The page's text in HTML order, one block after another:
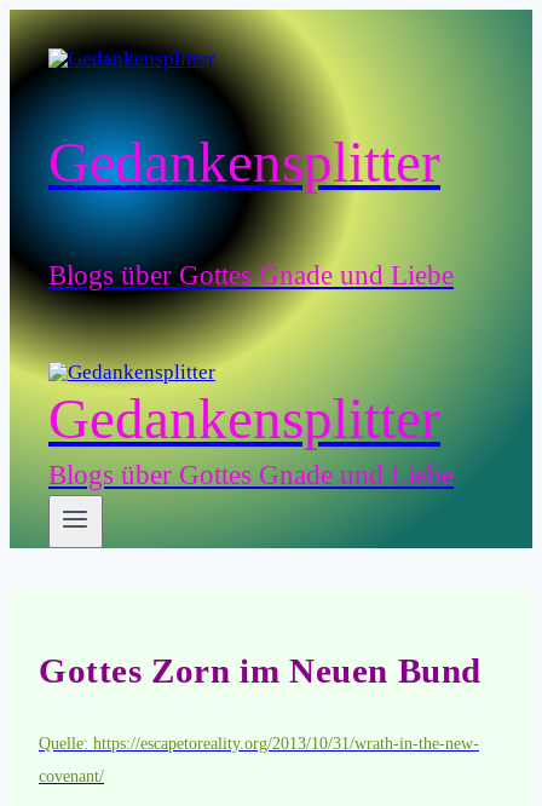
Zum
Inhalt
springen
Gedankensplitter
Blogs über Gottes Gnade und Liebe
Gedankensplitter
Blogs über Gottes Gnade und Liebe
Gottes Zorn im Neuen Bund
Quelle: https://escapetoreality.org/2013/10/31/wrath-in-the-new-
covenant/